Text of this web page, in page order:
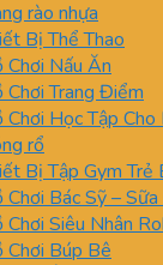
rào nhựa
Bị Thể Thao
Nấu Ăn
Trang Điểm
Học Tập Cho
rổ
Bị Tập Gym Trẻ
Bác Sỹ – Sữa
Siêu Nhân
Búp Bê